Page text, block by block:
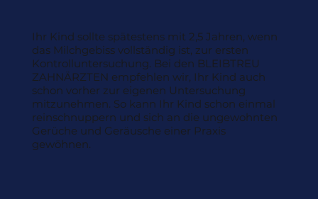
Ihr Kind sollte spätestens mit 2,5 Jahren, wenn
das Milchgebiss vollständig ist, zur ersten
Kontrolluntersuchung. Bei den BLEIBTREU
ZAHNÄRZTEN empfehlen wir, Ihr Kind auch
schon vorher zur eigenen Untersuchung
mitzunehmen. So kann Ihr Kind schon einmal
reinschnuppern und sich an die ungewohnten
Gerüche und Geräusche einer Praxis
gewöhnen.